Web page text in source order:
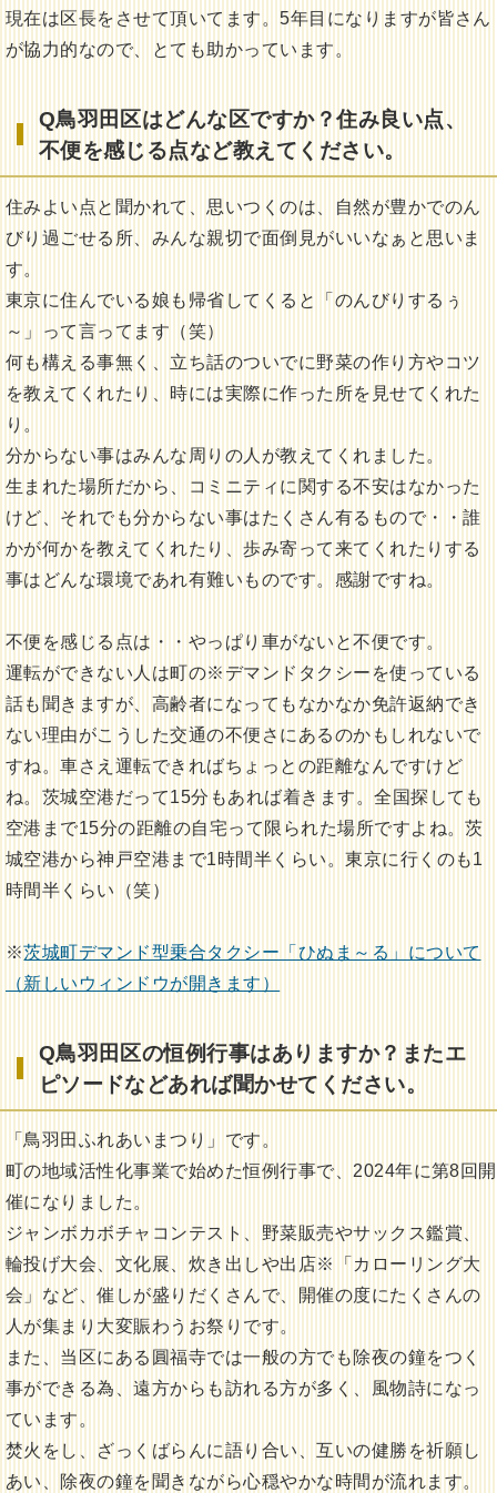
現在は区長をさせて頂いてます。5年目になりますが皆さん
が協力的なので、とても助かっています。
Q鳥羽田区はどんな区ですか？住み良い点、
不便を感じる点など教えてください。
住みよい点と聞かれて、思いつくのは、自然が豊かでのん
びり過ごせる所、みんな親切で面倒見がいいなぁと思いま
す。
東京に住んでいる娘も帰省してくると「のんびりするぅ
～」って言ってます（笑）
何も構える事無く、立ち話のついでに野菜の作り方やコツ
を教えてくれたり、時には実際に作った所を見せてくれた
り。
分からない事はみんな周りの人が教えてくれました。
生まれた場所だから、コミニティに関する不安はなかった
けど、それでも分からない事はたくさん有るもので・・誰
かが何かを教えてくれたり、歩み寄って来てくれたりする
事はどんな環境であれ有難いものです。感謝ですね。
不便を感じる点は・・やっぱり車がないと不便です。
運転ができない人は町の※デマンドタクシーを使っている
話も聞きますが、高齢者になってもなかなか免許返納でき
ない理由がこうした交通の不便さにあるのかもしれないで
すね。車さえ運転できればちょっとの距離なんですけど
ね。茨城空港だって15分もあれば着きます。全国探しても
空港まで15分の距離の自宅って限られた場所ですよね。茨
城空港から神戸空港まで1時間半くらい。東京に行くのも1
時間半くらい（笑）
※茨城町デマンド型乗合タクシー「ひぬま～る」について
（新しいウィンドウが開きます）
Q鳥羽田区の恒例行事はありますか？またエ
ピソードなどあれば聞かせてください。
「鳥羽田ふれあいまつり」です。
町の地域活性化事業で始めた恒例行事で、2024年に第8回開
催になりました。
ジャンボカボチャコンテスト、野菜販売やサックス鑑賞、
輪投げ大会、文化展、炊き出しや出店※「カローリング大
会」など、催しが盛りだくさんで、開催の度にたくさんの
人が集まり大変賑わうお祭りです。
また、当区にある圓福寺では一般の方でも除夜の鐘をつく
事ができる為、遠方からも訪れる方が多く、風物詩になっ
ています。
焚火をし、ざっくばらんに語り合い、互いの健勝を祈願し
あい、除夜の鐘を聞きながら心穏やかな時間が流れます。